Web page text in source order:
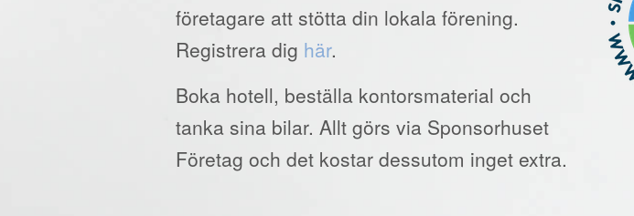
företagare att stötta din lokala förening.
Registrera dig här.
Boka hotell, beställa kontorsmaterial och
tanka sina bilar. Allt görs via Sponsorhuset
Företag och det kostar dessutom inget extra.